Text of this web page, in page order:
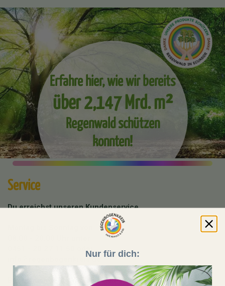
Erfahre hier, wie wir bereits
über 2,147 Mrd. m²
Regenwald schützen
konnten!
Service
Du erreichst unseren Kundenservice
oder
info@regenbogenkreis.de
Buche hier deine kostenfreie Produktberatung mit
Nur für dich: